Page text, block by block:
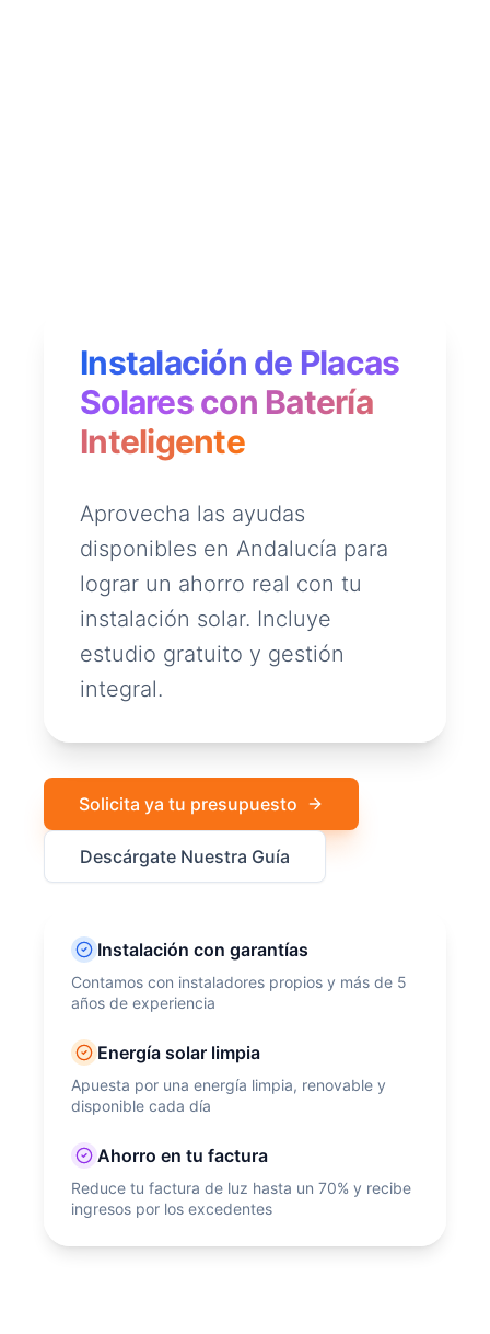
Instalación de Placas
Solares con Batería
Inteligente
Aprovecha las ayudas
disponibles en Andalucía para
lograr un ahorro real con tu
instalación solar. Incluye
estudio gratuito y gestión
integral.
Solicita ya tu presupuesto
Descárgate Nuestra Guía
Instalación con garantías
Contamos con instaladores propios y más de 5
años de experiencia
Energía solar limpia
Apuesta por una energía limpia, renovable y
disponible cada día
Ahorro en tu factura
Reduce tu factura de luz hasta un 70% y recibe
ingresos por los excedentes